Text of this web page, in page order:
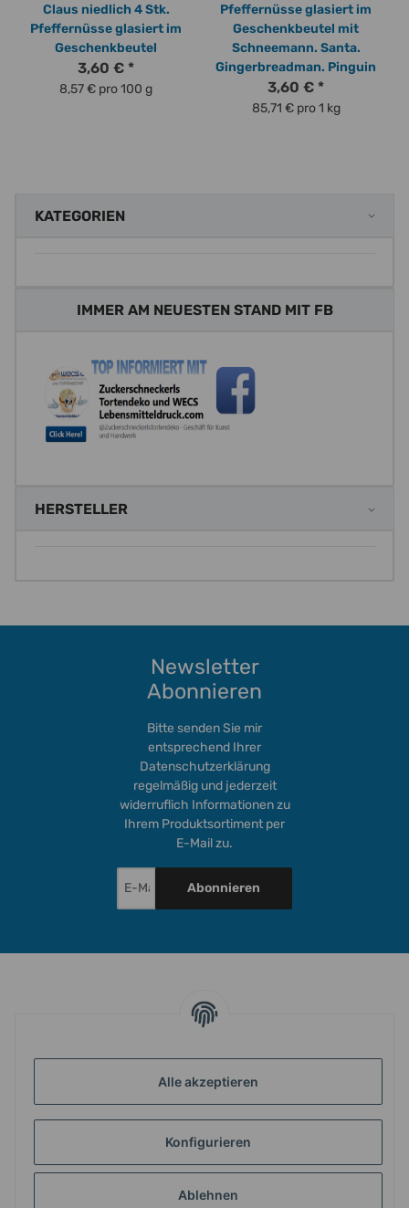
Alle akzeptieren
Konfigurieren
Ablehnen
Claus niedlich 4 Stk.
Pfeffernüsse glasiert im
Geschenkbeutel
3,60 € *
8,57 € pro 100 g
Pfeffernüsse glasiert im
Geschenkbeutel mit
Schneemann. Santa.
Gingerbreadman. Pinguin
3,60 € *
85,71 € pro 1 kg
KATEGORIEN
IMMER AM NEUESTEN STAND MIT FB
HERSTELLER
Newsletter
Abonnieren
Bitte senden Sie mir
entsprechend Ihrer
Datenschutzerklärung
regelmäßig und jederzeit
widerruflich Informationen zu
Ihrem Produktsortiment per
E-Mail zu.
Abonnieren
INFORMATIONEN
GESETZLICHE INFORMATIONEN
ZAHLUNG & VERSAND